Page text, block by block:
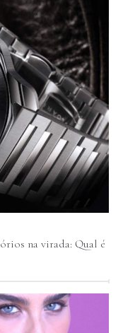
na virada: Qual é